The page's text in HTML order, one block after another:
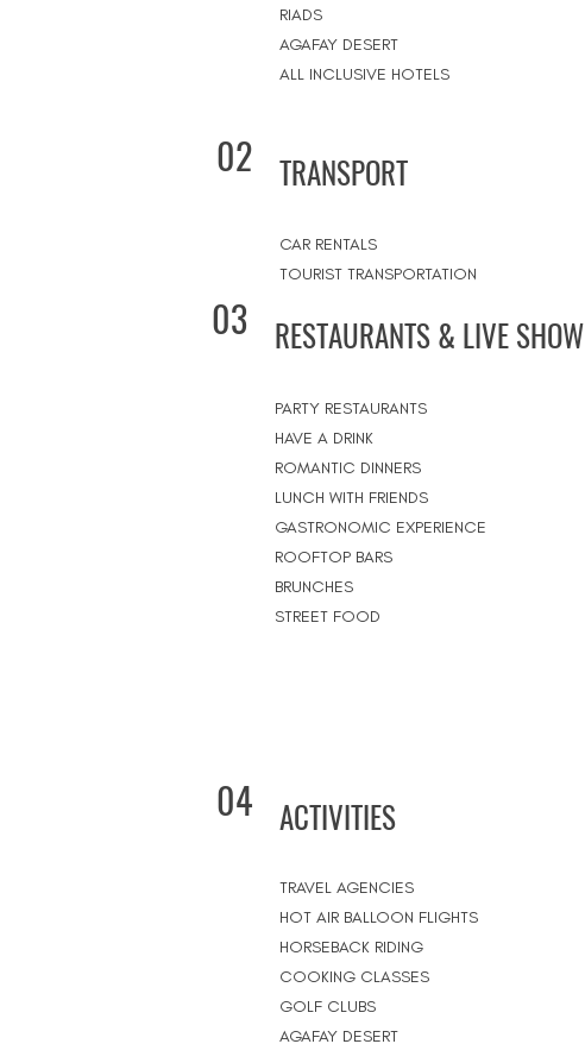
RIADS
AGAFAY DESERT
ALL INCLUSIVE HOTELS
02 TRANSPORT
CAR RENTALS
TOURIST TRANSPORTATION
03 RESTAURANTS & LIVE SHOW
PARTY RESTAURANTS
HAVE A DRINK
ROMANTIC DINNERS
LUNCH WITH FRIENDS
GASTRONOMIC EXPERIENCE
ROOFTOP BARS
BRUNCHES
STREET FOOD
04 ACTIVITIES
TRAVEL AGENCIES
HOT AIR BALLOON FLIGHTS
HORSEBACK RIDING
COOKING CLASSES
GOLF CLUBS
AGAFAY DESERT